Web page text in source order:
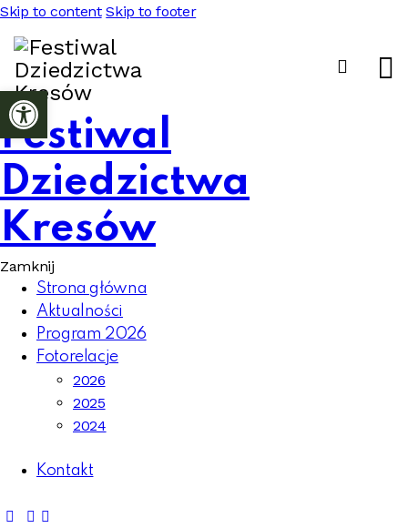
Skip to content Skip to footer
Festiwal
Dziedzictwa
Kresów
Zamknij
Strona główna
Aktualności
Program 2026
Fotorelacje
2026
2025
2024
Kontakt
Otwórz pasek narzędzi